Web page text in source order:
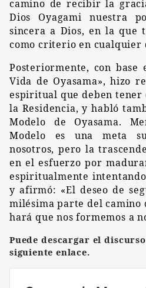
camino de recibir la
Dios Oyagami nuestra
sincera a Dios, en la que
como criterio en cualquier
Posteriormente, con base
Vida de Oyasama»,hizo
espiritual que deben tener
la Residencia, y habló
Modelo de Oyasama.
Modelo es una meta
nosotros, pero la
en el esfuerzo por
espiritualmente
y afirmó: «El deseo de
milésima parte del camino
hará que nos formemos a
Puede descargar el
siguiente enlace.